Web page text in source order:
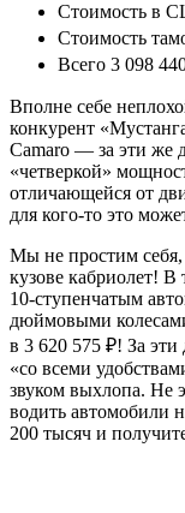
Стоимость в
Стоимость
Всего ‭3 098
Вполне себе
конкурент
Camaro — за эти же
«четверкой»
отличающейся от
для кого-то это
Мы не простим
кузове кабриолет!
10-ступенчатым
дюймовыми
в 3 620 575 ₽! За
«со всеми
звуком выхлопа. Не
водить автомобили
200 тысяч и